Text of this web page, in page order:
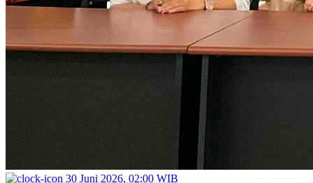
30 Juni 2026, 02:00 WIB